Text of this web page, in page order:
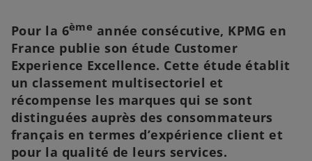
u
v
e
l
o
n
g
l
e
t
u
e
l
o
n
g
l
e
t
u
v
e
o
n
g
l
e
t
Pour la 6ème année consécutive, KPMG en
France publie son étude Customer
Experience Excellence. Cette étude établit
un classement multisectoriel et
récompense les marques qui se sont
distinguées auprès des consommateurs
français en termes d’expérience client et
pour la qualité de leurs services.
s
’
o
u
v